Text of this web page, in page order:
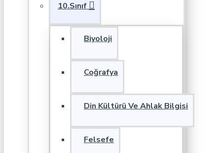
10.Sınıf
Biyoloji
Coğrafya
Din Kültürü Ve Ahlak Bilgisi
Felsefe